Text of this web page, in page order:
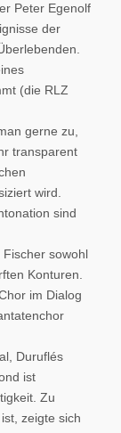
Peter Egenolf
der
(die RLZ
gerne zu,
transparent
wird.
sind
sowohl
Konturen.
im Dialog
Duruflés
ist
Zu
zeigte sich